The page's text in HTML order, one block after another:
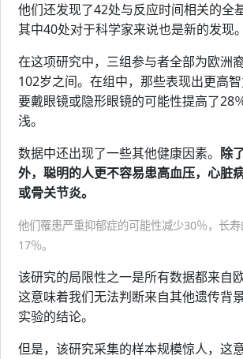
他们还发现了42处与反应时间相关的全
其中40处对于科学家来说也是新的发现。
在这项研究中，三组参与者全部为欧洲
102岁之间。在组中，那些表现出更高
要戴眼镜或隐形眼镜的可能性提高了28
浅。
数据中还出现了一些其他健康因素。 除
外，聪明的人更不容易患高血压，心脏
或骨关节炎。
他们罹患严重抑郁症的可能性减少30％，长
17％。
该研究的局限性之一是所有数据都来自
这意味着我们无法判断来自其他遗传背
实验的结论。
但是，该研究采集的样本规模惊人，这